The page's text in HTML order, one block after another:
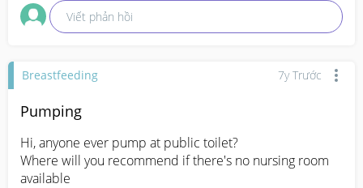
Viết phản hồi
Breastfeeding 7y Trước
Pumping
Hi, anyone ever pump at public toilet?
Where will you recommend if there's no nursing room
available